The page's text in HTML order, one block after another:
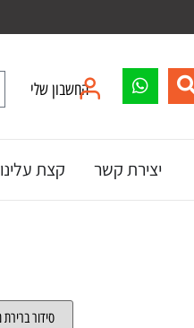
החשבון שלי
יצירת קשר קצת עלינו